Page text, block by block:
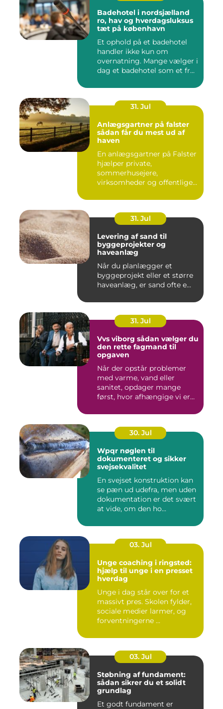
Badehotel i nordsjælland
ro, hav og hverdagsluksus
tæt på københavn
Et ophold på et badehotel
handler ikke kun om
overnatning. Mange vælger i
dag et badehotel som et fr...
31. Jul
Anlægsgartner på falster
sådan får du mest ud af
haven
En anlægsgartner på Falster
hjælper private,
sommerhusejere,
virksomheder og offentlige
31. Jul
Levering af sand til
byggeprojekter og
haveanlæg
Når du planlægger et
byggeprojekt eller et større
haveanlæg, er sand ofte e...
31. Jul
Vvs viborg sådan vælger du
den rette fagmand til
opgaven
Når der opstår problemer
med varme, vand eller
sanitet, opdager mange
først, hvor afhængige vi er
30. Jul
Wpqr nøglen til
dokumenteret og sikker
svejsekvalitet
En svejset konstruktion kan
se pæn ud udefra, men uden
dokumentation er det svært
at vide, om den ho...
03. Jul
Unge coaching i ringsted:
hjælp til unge i en presset
hverdag
Unge i dag står over for et
massivt pres. Skolen fylder,
sociale medier larmer, og
forventningerne ...
03. Jul
Støbning af fundament:
sådan sikrer du et solidt
grundlag
Et godt fundament er